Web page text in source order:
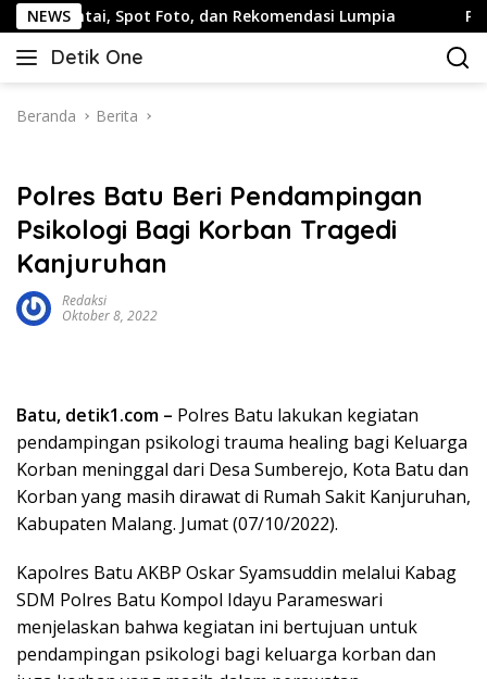
Langsung
ke
konten
NEWSSpot Foto, dan Rekomendasi Lumpia Panduan
Detik One
Tajam
Fakta
Beranda Berita
Polres Batu Beri Pendampingan
Psikologi Bagi Korban Tragedi
Kanjuruhan
Redaksi
Oktober 8, 2022
Batu, detik1.com – Polres Batu lakukan kegiatan
pendampingan psikologi trauma healing bagi Keluarga
Korban meninggal dari Desa Sumberejo, Kota Batu dan
Korban yang masih dirawat di Rumah Sakit Kanjuruhan,
Kabupaten Malang. Jumat (07/10/2022).
Kapolres Batu AKBP Oskar Syamsuddin melalui Kabag
SDM Polres Batu Kompol Idayu Parameswari
menjelaskan bahwa kegiatan ini bertujuan untuk
pendampingan psikologi bagi keluarga korban dan